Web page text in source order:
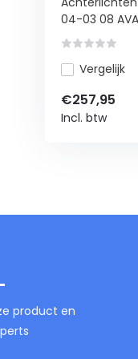
04-03 08
Vergelijk
€257,95
Incl. btw
product en